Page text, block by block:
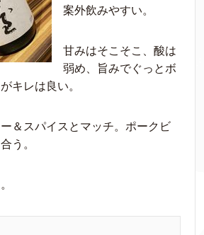
案外飲みやすい。
甘みはそこそこ、酸は
弱め、旨みでぐっとボ
キレは良い。
＆スパイスとマッチ。ポークビ
う。